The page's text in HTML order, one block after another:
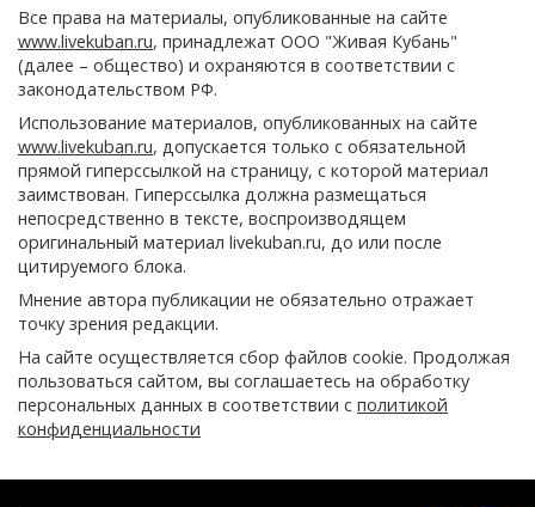
Все права на материалы, опубликованные на сайте
www.livekuban.ru, принадлежат ООО "Живая Кубань"
(далее – общество) и охраняются в соответствии с
законодательством РФ.
Использование материалов, опубликованных на сайте
www.livekuban.ru, допускается только с обязательной
прямой гиперссылкой на страницу, с которой материал
заимствован. Гиперссылка должна размещаться
непосредственно в тексте, воспроизводящем
оригинальный материал livekuban.ru, до или после
цитируемого блока.
Мнение автора публикации не обязательно отражает
точку зрения редакции.
На сайте осуществляется сбор файлов cookie. Продолжая
пользоваться сайтом, вы соглашаетесь на обработку
персональных данных в соответствии с политикой
конфиденциальности